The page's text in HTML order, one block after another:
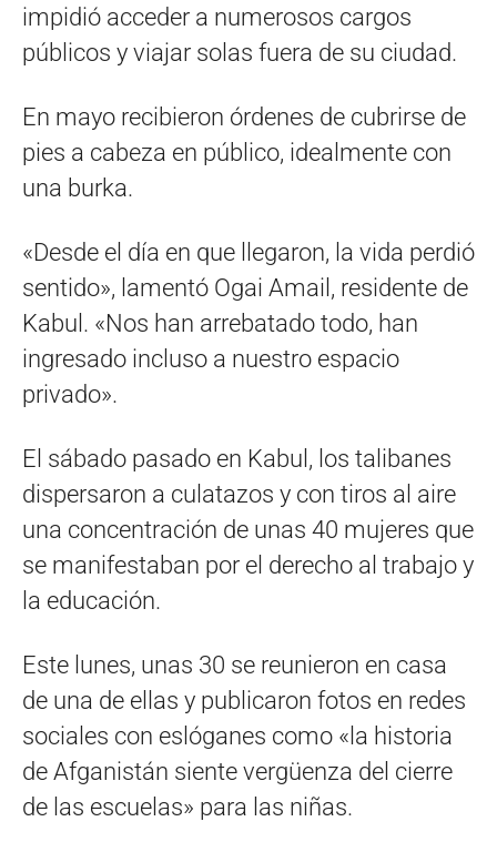
impidió acceder a numerosos cargos
públicos y viajar solas fuera de su ciudad.
En mayo recibieron órdenes de cubrirse de
pies a cabeza en público, idealmente con
una burka.
«Desde el día en que llegaron, la vida perdió
sentido», lamentó Ogai Amail, residente de
Kabul. «Nos han arrebatado todo, han
ingresado incluso a nuestro espacio
privado».
El sábado pasado en Kabul, los talibanes
dispersaron a culatazos y con tiros al aire
una concentración de unas 40 mujeres que
se manifestaban por el derecho al trabajo y
la educación.
Este lunes, unas 30 se reunieron en casa
de una de ellas y publicaron fotos en redes
sociales con eslóganes como «la historia
de Afganistán siente vergüenza del cierre
de las escuelas» para las niñas.